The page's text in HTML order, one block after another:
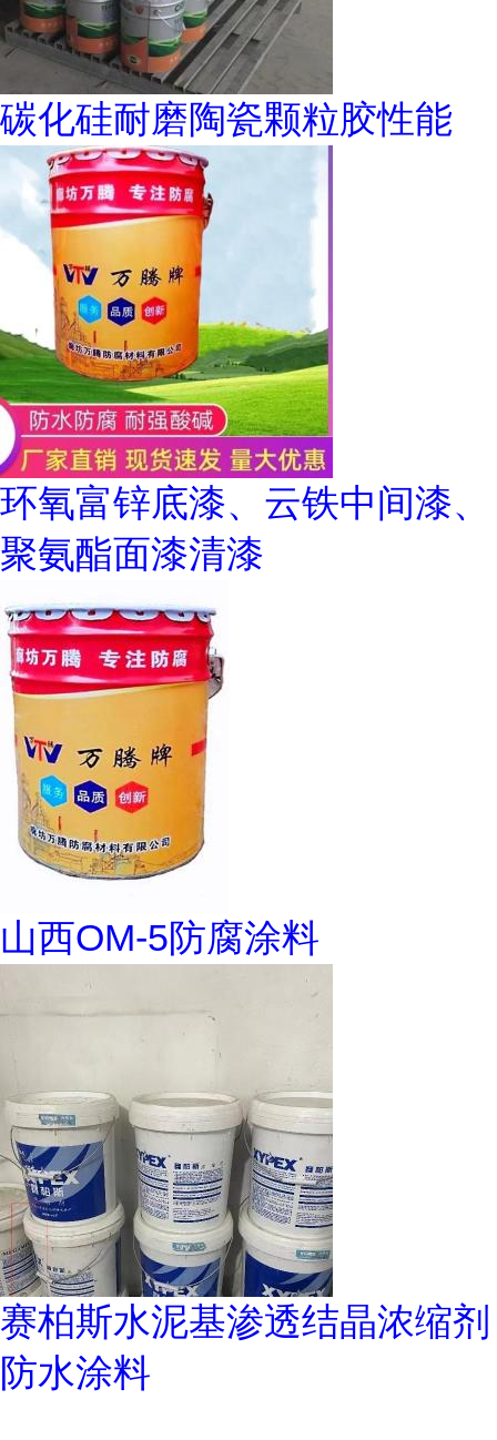
碳化硅耐磨陶瓷颗粒胶性能
环氧富锌底漆、云铁中间漆、
聚氨酯面漆清漆
山西OM-5防腐涂料
赛柏斯水泥基渗透结晶浓缩剂
防水涂料